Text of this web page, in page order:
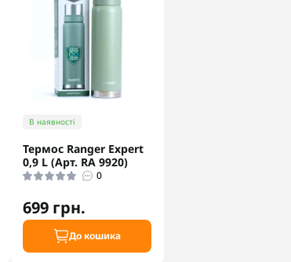
В наявності
Термос Ranger Expert
0,9 L (Арт. RA 9920)
0
699 грн.
До кошика